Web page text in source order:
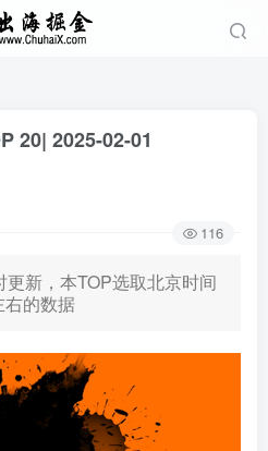
20| 2025-02-01
116
新，本TOP选取北京时间
的数据